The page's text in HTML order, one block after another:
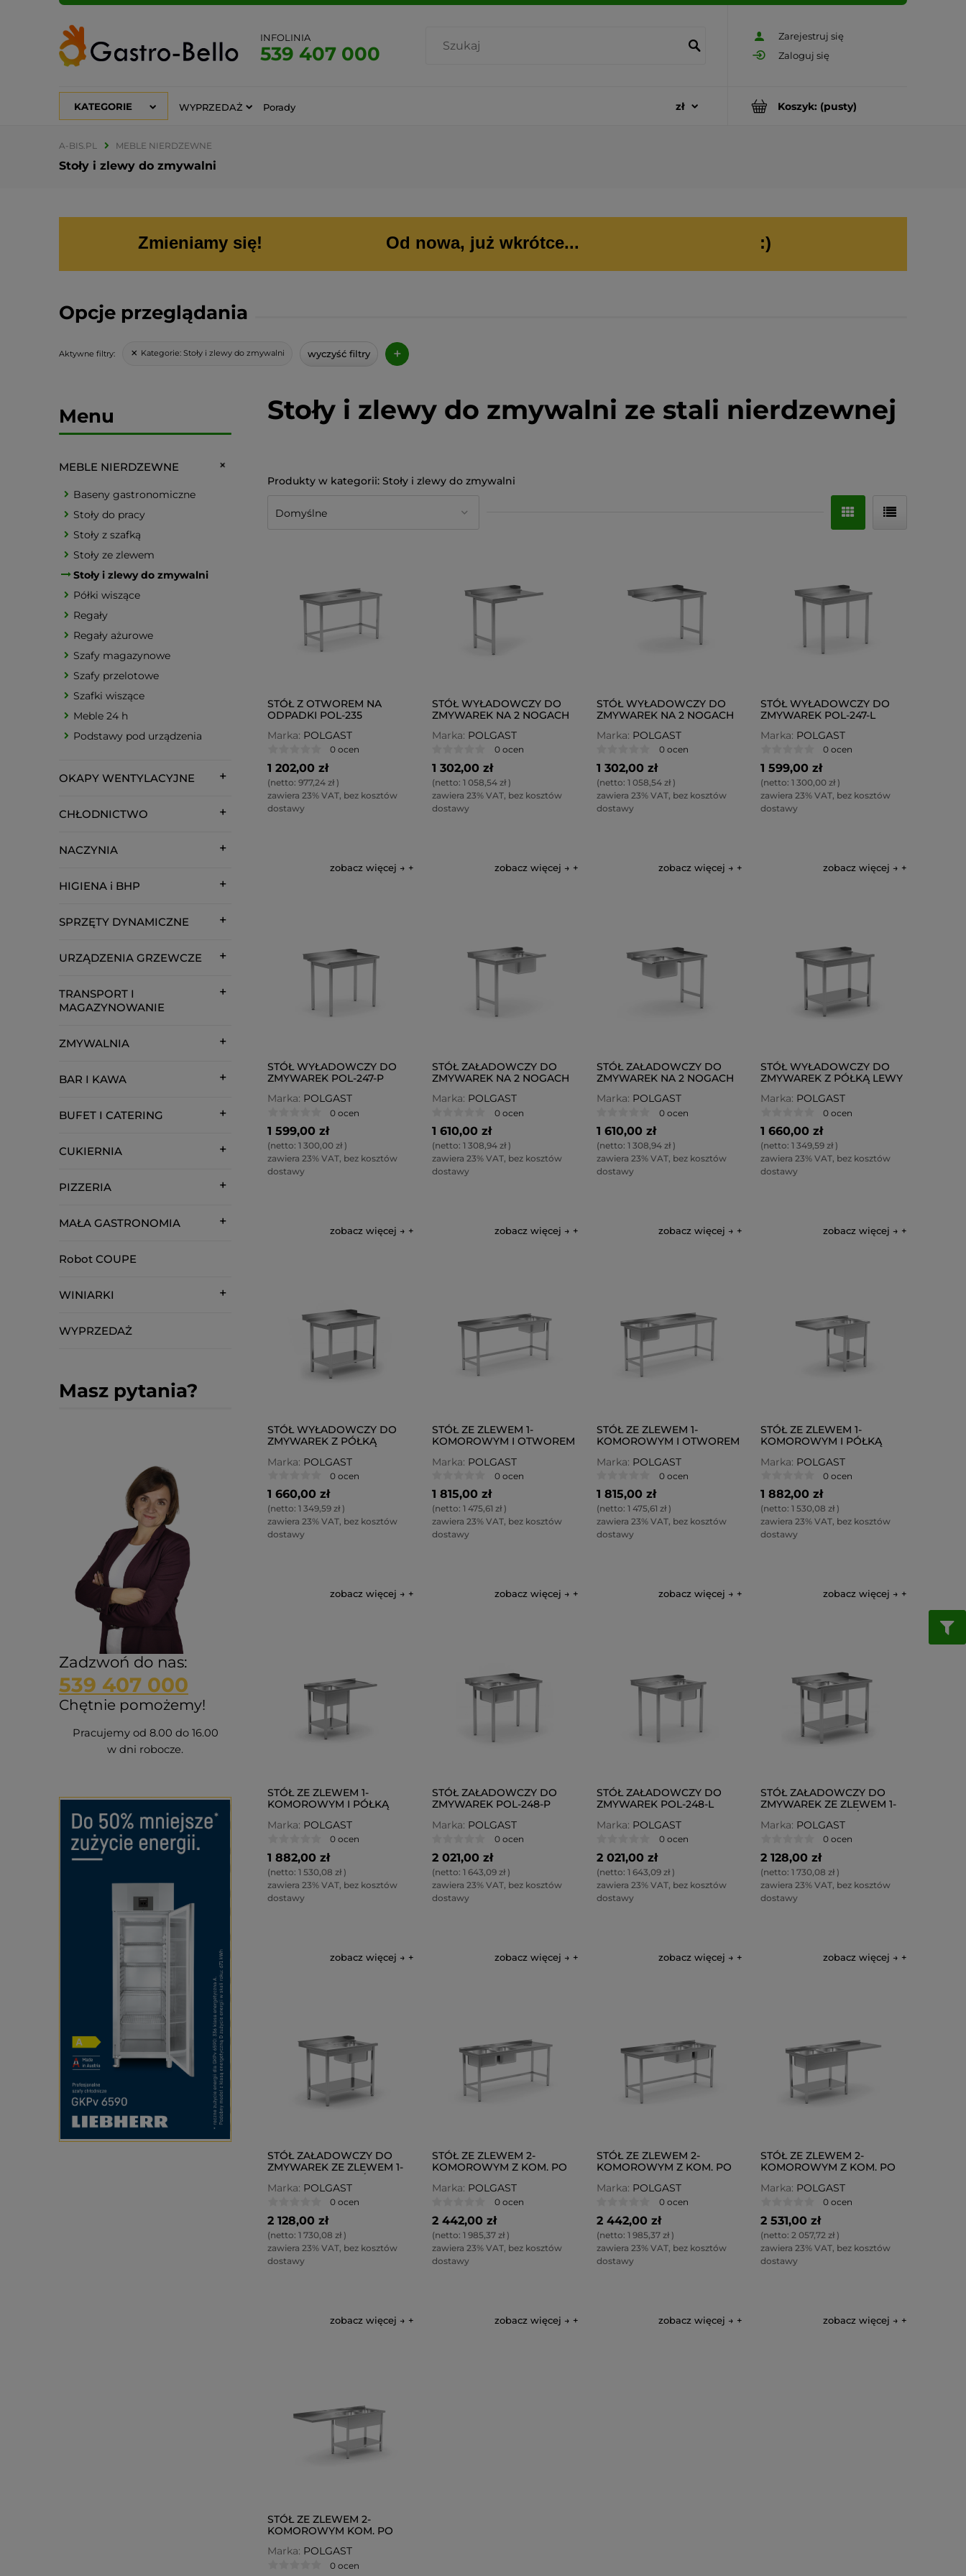
Zarejestruj się
Zaloguj się
INFOLINIA
539 407 000
Koszyk: (pusty)
KATEGORIE WYPRZEDAŻ Porady
A-BIS.PL MEBLE NIERDZEWNE
Stoły i zlewy do zmywalni
Zmieniamy się! Od nowa, już wkrótce... :)
Opcje przeglądania
Aktywne filtry: Kategorie: Stoły i zlewy do zmywalni wyczyść filtry +
Menu
MEBLE NIERDZEWNE
Baseny gastronomiczne
Stoły do pracy
Stoły z szafką
Stoły ze zlewem
Stoły i zlewy do zmywalni
Półki wiszące
Regały
Regały ażurowe
Szafy magazynowe
Szafy przelotowe
Szafki wiszące
Meble 24 h
Podstawy pod urządzenia
OKAPY WENTYLACYJNE
CHŁODNICTWO
NACZYNIA
HIGIENA i BHP
SPRZĘTY DYNAMICZNE
URZĄDZENIA GRZEWCZE
TRANSPORT I
MAGAZYNOWANIE
ZMYWALNIA
BAR I KAWA
BUFET I CATERING
CUKIERNIA
PIZZERIA
MAŁA GASTRONOMIA
Robot COUPE
WINIARKI
WYPRZEDAŻ
Masz pytania?
Zadzwoń do nas:
539 407 000
Chętnie pomożemy!
Pracujemy od 8.00 do 16.00
w dni robocze.
Stoły i zlewy do zmywalni ze stali nierdzewnej
Stoły i zlewy do zmywalni
STÓŁ Z OTWOREM NA
ODPADKI POL-235
Marka: POLGAST
0 ocen
1 202,00 zł
(netto: 977,24 zł)
zawiera 23% VAT, bez kosztów
dostawy
zobacz więcej →
STÓŁ WYŁADOWCZY DO
ZMYWAREK NA 2 NOGACH
Marka: POLGAST
0 ocen
1 302,00 zł
(netto: 1 058,54 zł)
zawiera 23% VAT, bez kosztów
dostawy
zobacz więcej →
STÓŁ WYŁADOWCZY DO
ZMYWAREK NA 2 NOGACH
Marka: POLGAST
0 ocen
1 302,00 zł
(netto: 1 058,54 zł)
zawiera 23% VAT, bez kosztów
dostawy
zobacz więcej →
STÓŁ WYŁADOWCZY DO
ZMYWAREK POL-247-L
Marka: POLGAST
0 ocen
1 599,00 zł
(netto:1 300,00 zł)
zawiera 23% VAT, bez kosztów
dostawy
zobacz więcej →
STÓŁ WYŁADOWCZY DO
ZMYWAREK POL-247-P
Marka: POLGAST
0 ocen
1 599,00 zł
(netto: 1 300,00 zł)
zawiera 23% VAT, bez kosztów
dostawy
zobacz więcej →
STÓŁ ZAŁADOWCZY DO
ZMYWAREK NA 2 NOGACH
Marka: POLGAST
0 ocen
1 610,00 zł
(netto: 1 308,94 zł)
zawiera 23% VAT, bez kosztów
dostawy
zobacz więcej →
STÓŁ ZAŁADOWCZY DO
ZMYWAREK NA 2 NOGACH
Marka: POLGAST
0 ocen
1 610,00 zł
(netto: 1 308,94 zł)
zawiera 23% VAT, bez kosztów
dostawy
zobacz więcej →
STÓŁ WYŁADOWCZY DO
ZMYWAREK Z PÓŁKĄ LEWY
Marka: POLGAST
0 ocen
1 660,00 zł
(netto:1 349,59 zł)
zawiera 23% VAT, bez kosztów
dostawy
zobacz więcej →
STÓŁ WYŁADOWCZY DO
ZMYWAREK Z PÓŁKĄ
Marka: POLGAST
0 ocen
1 660,00 zł
(netto: 1 349,59 zł)
zawiera 23% VAT, bez kosztów
dostawy
zobacz więcej →
STÓŁ ZE ZLEWEM 1-
KOMOROWYM I OTWOREM
Marka: POLGAST
0 ocen
1 815,00 zł
(netto: 1 475,61 zł)
zawiera 23% VAT, bez kosztów
dostawy
zobacz więcej →
STÓŁ ZE ZLEWEM 1-
KOMOROWYM I OTWOREM
Marka: POLGAST
0 ocen
1 815,00 zł
(netto: 1 475,61 zł)
zawiera 23% VAT, bez kosztów
dostawy
zobacz więcej →
STÓŁ ZE ZLEWEM 1-
KOMOROWYM I PÓŁKĄ
ZMYWARKĘ POL-231-P
Marka: POLGAST
0 ocen
1 882,00 zł
(netto:1 530,08 zł)
zawiera 23% VAT, bez kosztów
dostawy
zobacz więcej →
STÓŁ ZE ZLEWEM 1-
KOMOROWYM I PÓŁKĄ
ZMYWARKĘ POL-231-L
Marka: POLGAST
0 ocen
1 882,00 zł
(netto: 1 530,08 zł)
zawiera 23% VAT, bez kosztów
dostawy
zobacz więcej →
STÓŁ ZAŁADOWCZY DO
ZMYWAREK POL-248-P
Marka: POLGAST
0 ocen
2 021,00 zł
(netto: 1 643,09 zł)
zawiera 23% VAT, bez kosztów
dostawy
zobacz więcej →
STÓŁ ZAŁADOWCZY DO
ZMYWAREK POL-248-L
Marka: POLGAST
0 ocen
2 021,00 zł
(netto: 1 643,09 zł)
zawiera 23% VAT, bez kosztów
dostawy
zobacz więcej →
STÓŁ ZAŁADOWCZY DO
ZMYWAREK ZE ZLEWEM 1-
KOMOROWYM I PÓŁKĄ
PRAWY POL-238-P
Marka: POLGAST
0 ocen
2 128,00 zł
(netto:1 730,08 zł)
zawiera 23% VAT, bez kosztów
dostawy
zobacz więcej →
STÓŁ ZAŁADOWCZY DO
ZMYWAREK ZE ZLEWEM 1-
LEWY POL-238-L
Marka: POLGAST
0 ocen
2 128,00 zł
(netto: 1 730,08 zł)
zawiera 23% VAT, bez kosztów
dostawy
zobacz więcej →
STÓŁ ZE ZLEWEM 2-
KOMOROWYM Z KOM. PO
ODPADKI POL-246-L
Marka: POLGAST
0 ocen
2 442,00 zł
(netto: 1 985,37 zł)
zawiera 23% VAT, bez kosztów
dostawy
zobacz więcej →
STÓŁ ZE ZLEWEM 2-
KOMOROWYM Z KOM. PO
ODPADKI POL-246-P
Marka: POLGAST
0 ocen
2 442,00 zł
(netto: 1 985,37 zł)
zawiera 23% VAT, bez kosztów
dostawy
zobacz więcej →
STÓŁ ZE ZLEWEM 2-
KOMOROWYM Z KOM. PO
ZMYWARKĘ POL-241-L
Marka: POLGAST
0 ocen
2 531,00 zł
(netto:2 057,72 zł)
zawiera 23% VAT, bez kosztów
dostawy
zobacz więcej →
STÓŁ ZE ZLEWEM 2-
KOMOROWYM KOM. PO
ZMYWARKĘ POL-241-P
Marka: POLGAST
0 ocen